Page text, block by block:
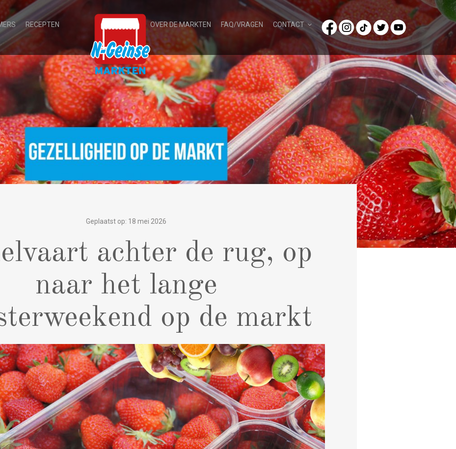
RECEPTEN OVER DE MARKTEN FAQ/VRAGEN CONTACT
Geplaatst op: 18 mei 2026
achter de rug, op
naar het lange
op de markt